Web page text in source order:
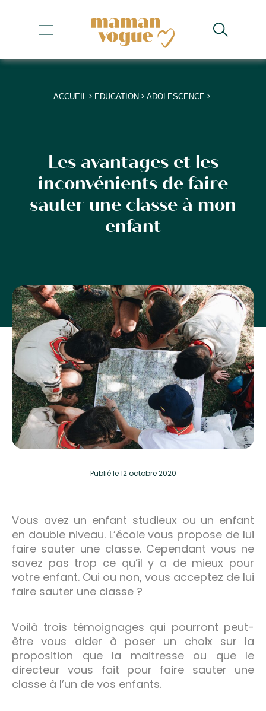
+
+
+
+
ACCUEIL > EDUCATION > ADOLESCENCE >
Les avantages et les
inconvénients de faire
sauter une classe à mon
enfant
Publiéle 12 octobre 2020
Vous avez un enfant studieux ou un enfant
en double niveau. L’école vous propose de lui
faire sauter une classe. Cependant vous ne
savez pas trop ce qu’il y a de mieux pour
votre enfant. Oui ou non, vous acceptez de lui
faire sauter une classe ?
Voilà trois témoignages qui pourront peut-
être vous aider à poser un choix sur la
proposition que la maitresse ou que le
directeur vous fait pour faire sauter une
classe à l’un de vos enfants.